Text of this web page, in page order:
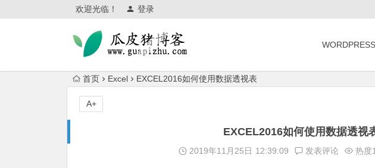
欢迎光临！ 登录
WORDPRESS
首页 Excel EXCEL2016如何使用数据透视表
EXCEL2016如何使用数据透视
2019年11月25日 12:39:09 发表评论 热度
A+